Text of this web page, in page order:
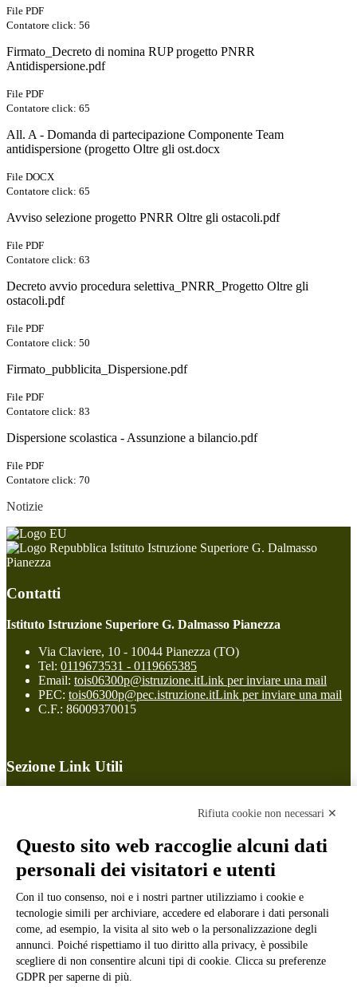
File PDF
Contatore click: 56
Firmato_Decreto di nomina RUP progetto PNRR
Antidispersione.pdf
File PDF
Contatore click: 65
All. A - Domanda di partecipazione Componente Team
antidispersione (progetto Oltre gli ost.docx
File DOCX
Contatore click: 65
Avviso selezione progetto PNRR Oltre gli ostacoli.pdf
File PDF
Contatore click: 63
Decreto avvio procedura selettiva_PNRR_Progetto Oltre gli
ostacoli.pdf
File PDF
Contatore click: 50
Firmato_pubblicita_Dispersione.pdf
File PDF
Contatore click: 83
Dispersione scolastica - Assunzione a bilancio.pdf
File PDF
Contatore click: 70
Notizie
Istituto Istruzione Superiore G. Dalmasso
Pianezza
Contatti
Istituto Istruzione Superiore G. Dalmasso Pianezza
Via Claviere, 10 - 10044 Pianezza (TO)
Tel: 0119673531 - 0119665385
Email: tois06300p@istruzione.itLink per inviare una mail
PEC: tois06300p@pec.istruzione.itLink per inviare una mail
C.F.: 86009370015
Sezione Link Utili
Ufficio Relazioni con il Pubblico
Dichiarazione di accessibilità
Obiettivi di accessibilità
Gestione consensi cookie
Amministrazione trasparente
Pagina visualizzata
1276 volte
Sezione Copyright
Rifiuta cookie non necessari ✕
Questo sito web raccoglie alcuni dati
personali dei visitatori e utenti
Con il tuo consenso, noi e i nostri partner utilizziamo i cookie e
tecnologie simili per archiviare, accedere ed elaborare i dati personali
come, ad esempio, la visita al sito web o la personalizzazione degli
annunci. Poiché rispettiamo il tuo diritto alla privacy, è possibile
scegliere di non consentire alcuni tipi di cookie. Clicca su preferenze
GDPR per saperne di più.